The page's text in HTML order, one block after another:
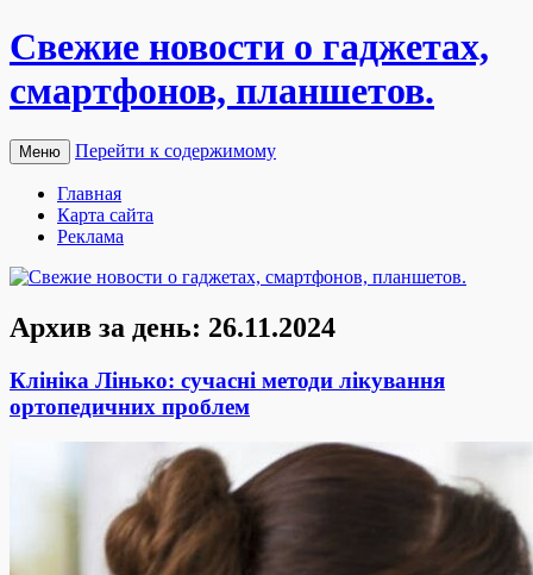
Свежие новости о гаджетах,
смартфонов, планшетов.
Меню Перейти к содержимому
Главная
Карта сайта
Реклама
Архив за день: 26.11.2024
Клініка Лінько: сучасні методи лікування
ортопедичних проблем